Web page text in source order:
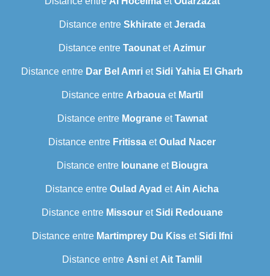
Distance entre SkhirateetJerada
Distance entre Taounat et Azimur
Distance entre Dar Bel Amri etSidi Yahia El Gharb
Distance entre Arbaouaet Martil
Distance entre MograneetTawnat
Distance entre Fritissa etOulad Nacer
Distance entre Iounaneet Biougra
Distance entre Oulad Ayad et Ain Aicha
Distance entre MissouretSidi Redouane
Distance entre Martimprey Du KissetSidi Ifni
Distance entre Asni et Ait Tamlil